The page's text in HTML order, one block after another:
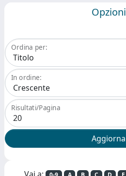
Opzioni
Ordina per:
In ordine:
Risultati/Pagina